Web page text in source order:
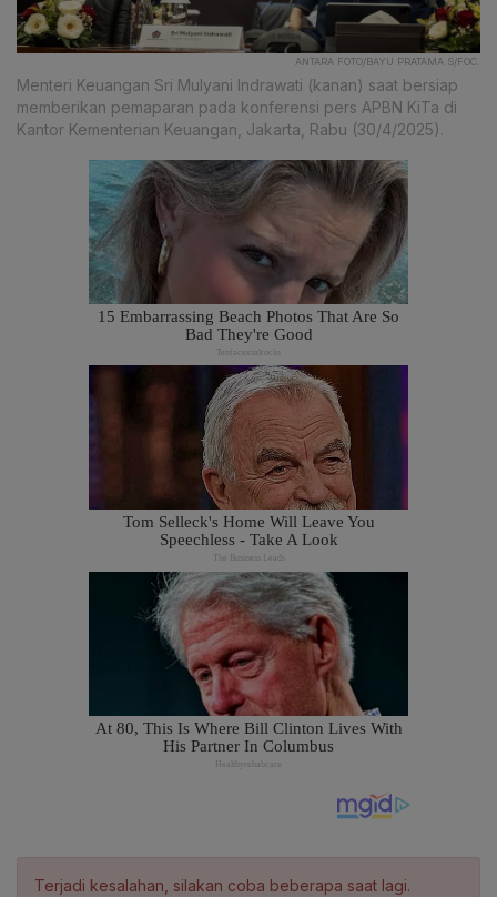
ANTARA FOTO/BAYU PRATAMA S/FOC.
Menteri Keuangan Sri Mulyani Indrawati (kanan) saat bersiap
memberikan pemaparan pada konferensi pers APBN KiTa di
Kantor Kementerian Keuangan, Jakarta, Rabu (30/4/2025).
Terjadi kesalahan, silakan coba beberapa saat lagi.